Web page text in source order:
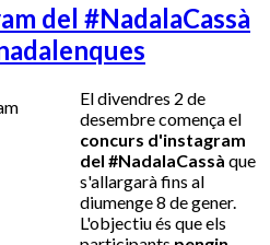
del #NadalaCassà
El divendres 2 de
desembre comença el
concurs d'instagram
del #NadalaCassà que
s'allargarà fins al
diumenge 8 de gener.
L'objectiu és que els